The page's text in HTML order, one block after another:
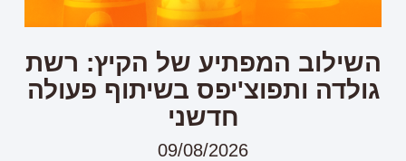
השילוב המפתיע של הקיץ: רשת
גולדה ותפוצ'יפס בשיתוף פעולה
חדשני
09/08/2026